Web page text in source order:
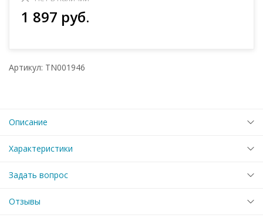
1 897 руб.
Артикул: TN001946
Описание
Характеристики
Задать вопрос
Отзывы